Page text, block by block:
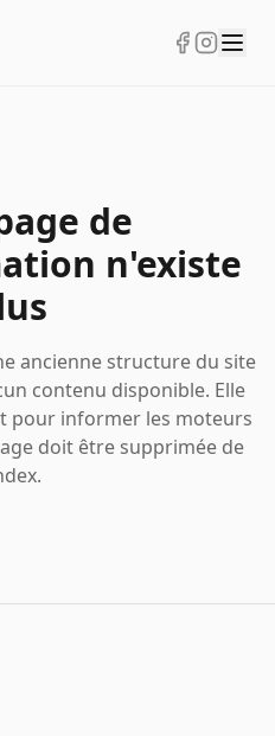
de
n'existe
ancienne structure du site
contenu disponible. Elle
pour informer les moteurs
doit être supprimée de